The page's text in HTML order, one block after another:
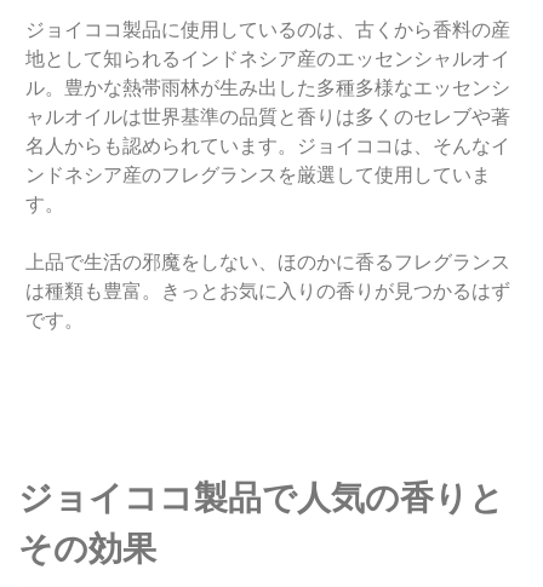
ジョイココ製品に使用しているのは、古くから香料の産
地として知られるインドネシア産のエッセンシャルオイ
ル。豊かな熱帯雨林が生み出した多種多様なエッセンシ
ャルオイルは世界基準の品質と香りは多くのセレブや著
名人からも認められています。ジョイココは、そんなイ
ンドネシア産のフレグランスを厳選して使用していま
す。
上品で生活の邪魔をしない、ほのかに香るフレグランス
は種類も豊富。きっとお気に入りの香りが見つかるはず
です。
ジョイココ製品で人気の香りと
その効果